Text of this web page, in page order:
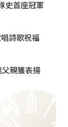
史首座冠軍
詩歌祝福
親獲表揚